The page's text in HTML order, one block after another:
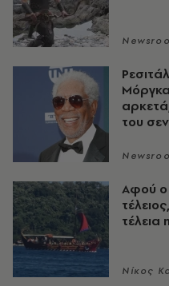
του
Αφού ο
τέλεια
Νίκος